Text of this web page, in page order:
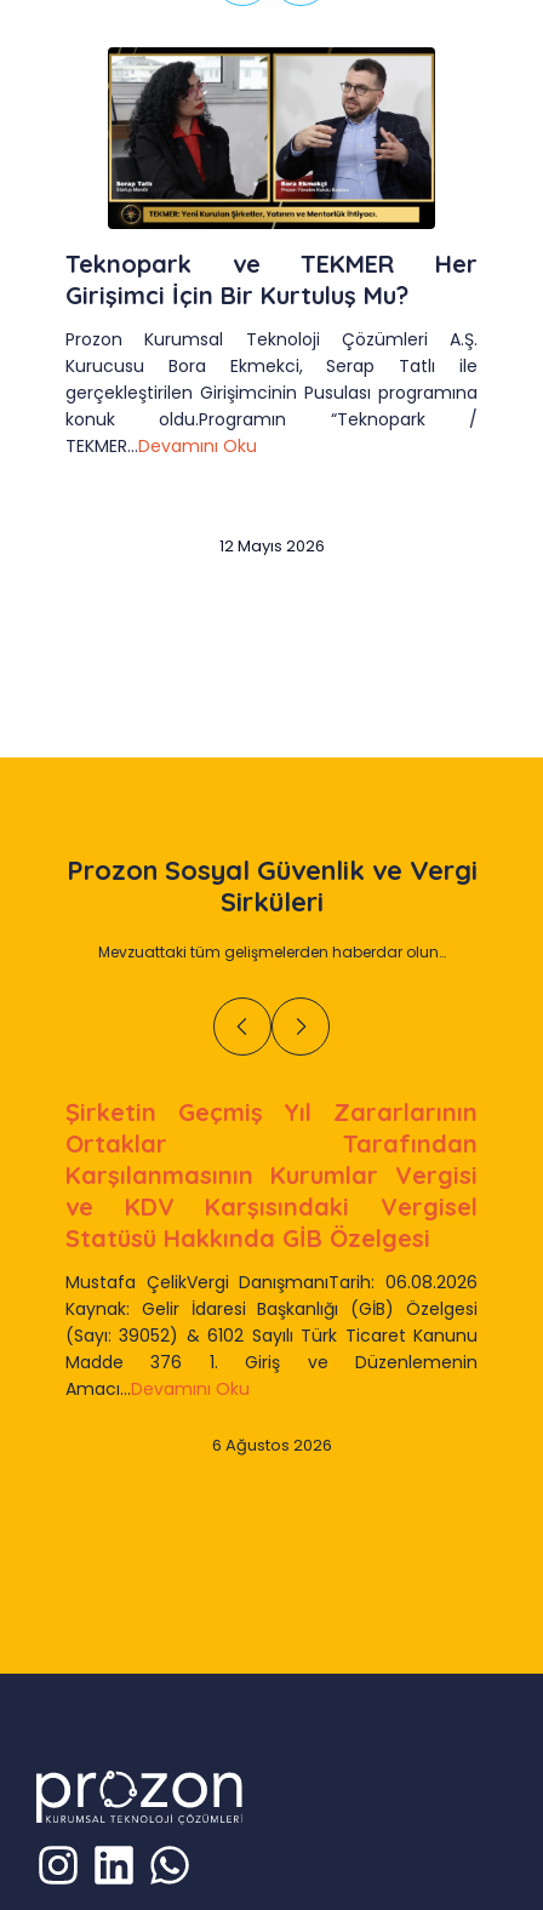
Teknopark ve TEKMER Her
Girişimci İçin Bir Kurtuluş Mu?
Prozon Kurumsal Teknoloji Çözümleri A.Ş.
Kurucusu Bora Ekmekci, Serap Tatlı ile
gerçekleştirilen Girişimcinin Pusulası programına
konuk oldu.Programın “Teknopark /
TEKMER...Devamını Oku
12 Mayıs 2026
Prozon Sosyal Güvenlik ve Vergi
Sirküleri
Mevzuattaki tüm gelişmelerden haberdar olun…
Şirketin Geçmiş Yıl Zararlarının
Ortaklar Tarafından
Karşılanmasının Kurumlar Vergisi
ve KDV Karşısındaki Vergisel
Statüsü Hakkında GİB Özelgesi
Mustafa ÇelikVergi DanışmanıTarih: 06.08.2026
Kaynak: Gelir İdaresi Başkanlığı (GİB) Özelgesi
(Sayı: 39052) & 6102 Sayılı Türk Ticaret Kanunu
Madde 376 1. Giriş ve Düzenlemenin
Amacı...Devamını Oku
6 Ağustos 2026